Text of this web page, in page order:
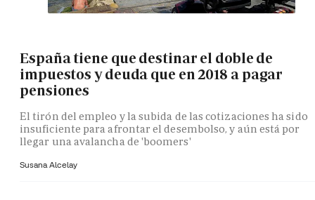
España tiene que destinar el doble de
impuestos y deuda que en 2018 a pagar
pensiones
El tirón del empleo y la subida de las cotizaciones ha sido
insuficiente para afrontar el desembolso, y aún está por
llegar una avalancha de 'boomers'
Susana Alcelay